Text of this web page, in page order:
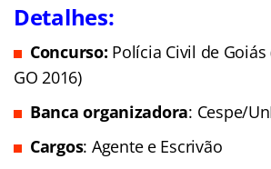
Detalhes:
Concurso: Polícia Civil de Goiás
GO 2016)
Banca organizadora: Cespe/
Cargos: Agente e Escrivão